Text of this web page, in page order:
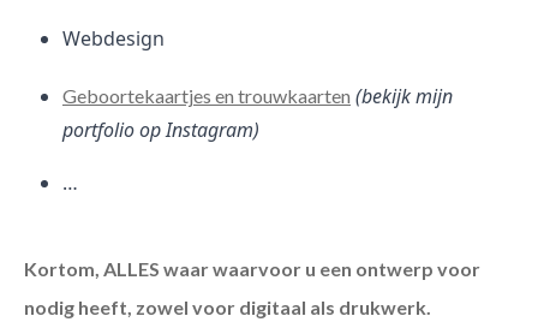
Webdesign
Geboortekaartjes en trouwkaarten (bekijk mijn
portfolio op Instagram)
…
Kortom, ALLES waar waarvoor u een ontwerp voor
nodig heeft, zowel voor digitaal als drukwerk.